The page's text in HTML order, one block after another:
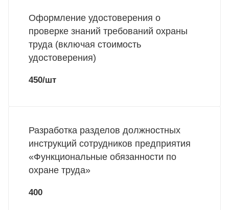
Оформление удостоверения о
проверке знаний требований охраны
труда (включая стоимость
удостоверения)
450/шт
Разработка разделов должностных
инструкций сотрудников предприятия
«Функциональные обязанности по
охране труда»
400